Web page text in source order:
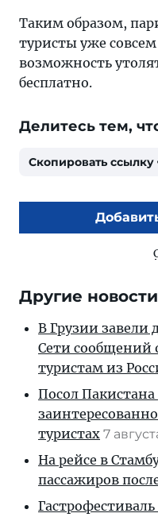
Таким образом,
туристы уже
возможность
бесплатно.
Делитесь тем,
Скопировать ссылку
Другие новости
В Грузии завели
Сети сообщений
туристам из
Посол Пакистана
туристах 7
На рейсе в
пассажиров